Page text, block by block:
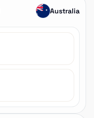
Australia